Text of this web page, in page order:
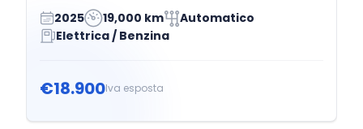
2025
19,000 km
Automatico
Elettrica / Benzina
€18.900Iva esposta